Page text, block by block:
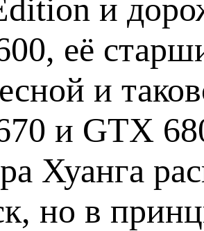
и
её
и
и GTX
Хуанга
но в